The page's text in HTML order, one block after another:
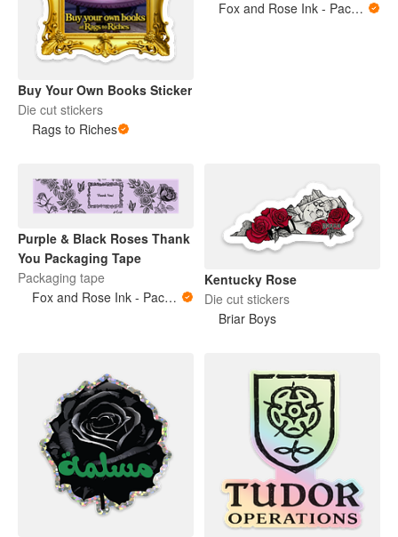
Buy Your Own Books Sticker
Die cut stickers
Rags to Riches
Fox and Rose Ink - Packing Tape
Purple & Black Roses Thank
You Packaging Tape
Packaging tape
Fox and Rose Ink - Packing Tape
Kentucky Rose
Die cut stickers
Briar Boys